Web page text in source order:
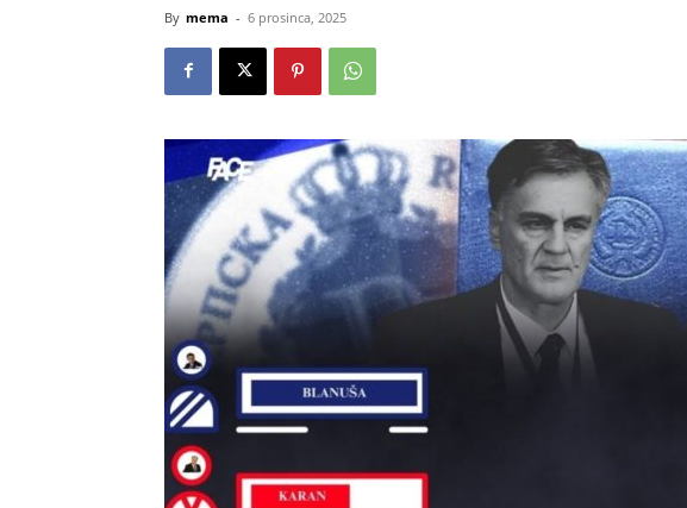
By mema - 6 prosinca, 2025